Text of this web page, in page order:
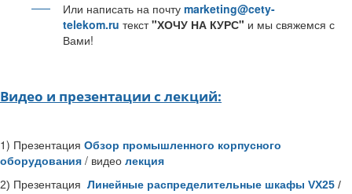
Или написать на почту marketing@cety-
telekom.ru текст"ХОЧУ НА КУРС" и мы свяжемся с
Вами!
Видео и презентации с лекций:
1) Презентация Обзор промышленного корпусного
оборудования / видео лекция
2) Презентация Линейные распределительные шкафы VX25 /